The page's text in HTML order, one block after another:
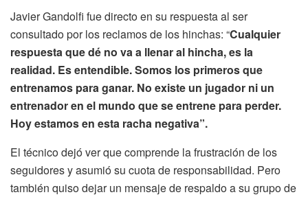
Javier Gandolfi fue directo en su respuesta al ser
consultado por los reclamos de los hinchas: “Cualquier
respuesta que dé no va a llenar al hincha, es la
realidad. Es entendible. Somos los primeros que
entrenamos para ganar. No existe un jugador ni un
entrenador en el mundo que se entrene para perder.
Hoy estamos en esta racha negativa”.
El técnico dejó ver que comprende la frustración de los
seguidores y asumió su cuota de responsabilidad. Pero
también quiso dejar un mensaje de respaldo a su grupo de